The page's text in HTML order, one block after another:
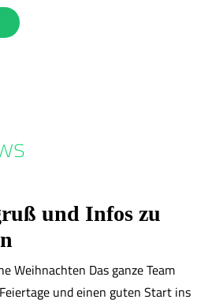
und Infos zu
Weihnachten Das ganze Team
und einen guten Start ins